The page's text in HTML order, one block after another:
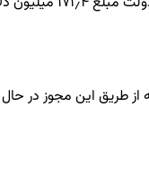
تا ۳۱ مارس ۲۰۲۴ فرصت دارند به کانادا